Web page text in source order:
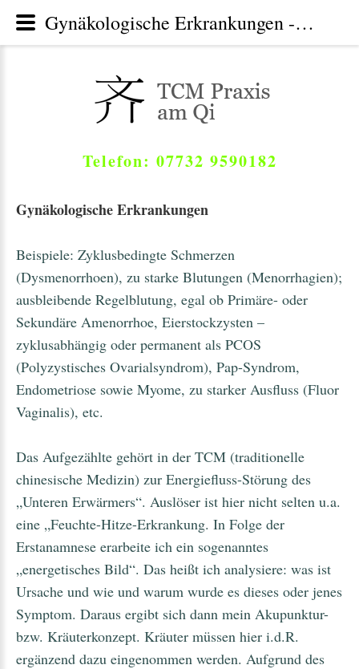
Telefon: 07732 9590182
Gynäkologische Erkrankungen
Beispiele: Zyklusbedingte Schmerzen
(Dysmenorrhoen), zu starke Blutungen (Menorrhagien);
ausbleibende Regelblutung, egal ob Primäre- oder
Sekundäre Amenorrhoe, Eierstockzysten –
zyklusabhängig oder permanent als PCOS
(Polyzystisches Ovarialsyndrom), Pap-Syndrom,
Endometriose sowie Myome, zu starker Ausfluss (Fluor
Vaginalis), etc.
Das Aufgezählte gehört in der TCM (traditionelle
chinesische Medizin) zur Energiefluss-Störung des
„Unteren Erwärmers“. Auslöser ist hier nicht selten u.a.
eine „Feuchte-Hitze-Erkrankung. In Folge der
Erstanamnese erarbeite ich ein sogenanntes
„energetisches Bild“. Das heißt ich analysiere: was ist
Ursache und wie und warum wurde es dieses oder jenes
Symptom. Daraus ergibt sich dann mein Akupunktur-
bzw. Kräuterkonzept. Kräuter müssen hier i.d.R.
ergänzend dazu eingenommen werden. Aufgrund des
Gynäkologische Erkrankungen - Praxis Traditionelle Chinesische Medizin TCM , Moos-Radolfzell am Bodensee, Höri, Hegau